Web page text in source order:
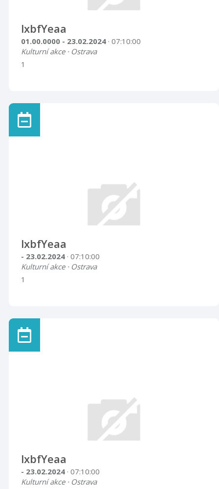
lxbfYeaa
01.00.0000 - 23.02.2024 · 07:10:00
Kulturní akce · Ostrava
1
lxbfYeaa
- 23.02.2024 · 07:10:00
Kulturní akce · Ostrava
1
lxbfYeaa
- 23.02.2024 · 07:10:00
Kulturní akce · Ostrava